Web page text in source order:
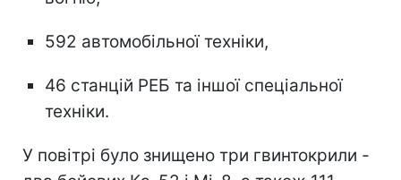
592 автомобільної техніки,
46 станцій РЕБ та іншої спеціальної
техніки.
У повітрі було знищено три гвинтокрили -